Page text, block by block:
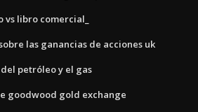
libro comercial_
las ganancias de acciones uk
petróleo y el gas
goodwood gold exchange